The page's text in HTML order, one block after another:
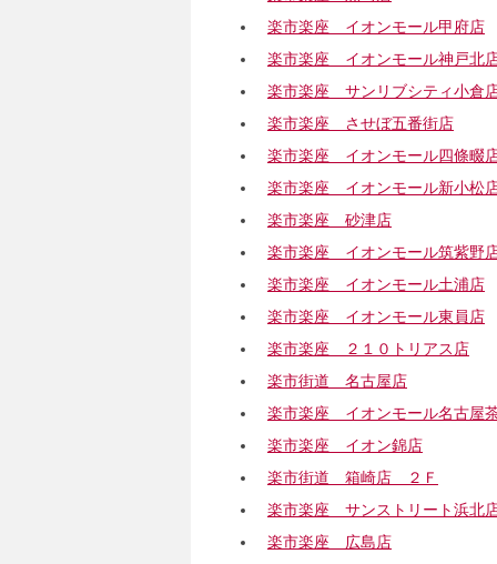
楽市楽座 イオンモール甲府店
楽市楽座 イオンモール神戸北
楽市楽座 サンリブシティ小倉
楽市楽座 させぼ五番街店
楽市楽座 イオンモール四條畷
楽市楽座 イオンモール新小松
楽市楽座 砂津店
楽市楽座 イオンモール筑紫野
楽市楽座 イオンモール土浦店
楽市楽座 イオンモール東員店
楽市楽座 ２１０トリアス店
楽市街道 名古屋店
楽市楽座 イオンモール名古屋
楽市楽座 イオン錦店
楽市街道 箱崎店 ２Ｆ
楽市楽座 サンストリート浜北
楽市楽座 広島店